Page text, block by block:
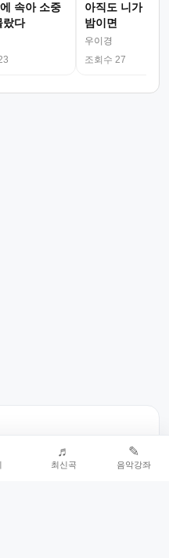
속아 소중
랐다
아직도 니가 그
밤이면
우이경
조회수 27
에서 찾을 수 있는 음악 정보
♬
최신곡
✎
음악강좌